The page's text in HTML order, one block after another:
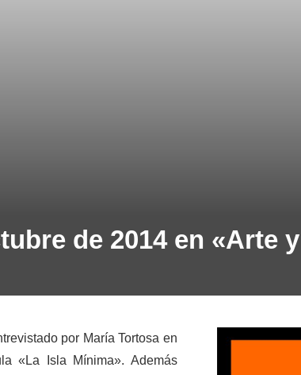
de 2014 en «Arte
por María Tortosa en
«La Isla Mínima». Además